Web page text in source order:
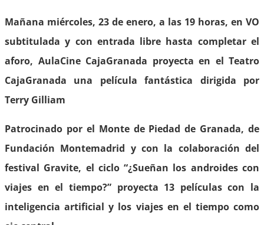
Mañana miércoles, 23 de enero, a las 19 horas, en VO
subtitulada y con entrada libre hasta completar el
aforo, AulaCine CajaGranada proyecta en el Teatro
CajaGranada una película fantástica dirigida por
Terry Gilliam
Patrocinado por el Monte de Piedad de Granada, de
Fundación Montemadrid y con la colaboración del
festival Gravite, el ciclo “¿Sueñan los androides con
viajes en el tiempo?” proyecta 13 películas con la
inteligencia artificial y los viajes en el tiempo como